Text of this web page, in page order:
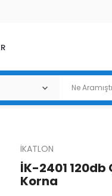
İKATLON
İK-2401
Korna